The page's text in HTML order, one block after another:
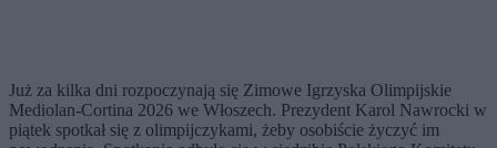
Już za kilka dni rozpoczynają się Zimowe Igrzyska Olimpijskie
Mediolan-Cortina 2026 we Włoszech. Prezydent Karol Nawrocki w
piątek spotkał się z olimpijczykami, żeby osobiście życzyć im